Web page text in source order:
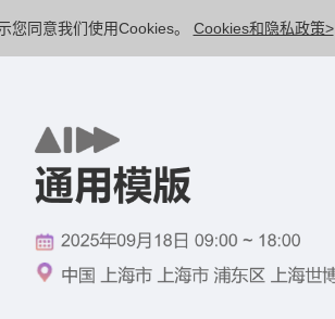
您同意我们使用Cookies。 Cookies和隐私政策>